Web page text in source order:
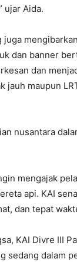
ujar Aida.
dan banner
dan
jauh maupun
mengajak
api. KAI
dan tepat
KAI Divre III
sedang dalam